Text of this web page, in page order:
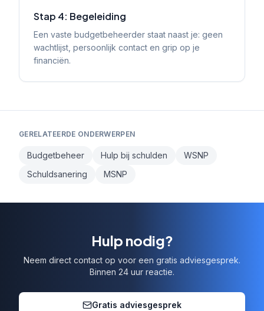
Stap 4: Begeleiding
Een vaste budgetbeheerder staat naast je: geen
wachtlijst, persoonlijk contact en grip op je
financiën.
GERELATEERDE ONDERWERPEN
Budgetbeheer Hulp bij schulden
WSNP
Schuldsanering
MSNP
Hulp nodig?
Neem direct contact op voor een gratis adviesgesprek.
Binnen 24 uur reactie.
Gratis adviesgesprek